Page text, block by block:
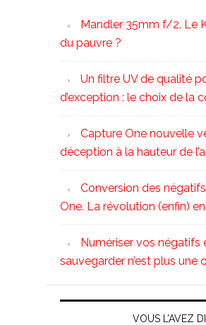
Mandler 35mm f/2. Le
du pauvre ?
Un filtre UV de qualité
d’exception : le choix de la
Capture One nouvelle
déception à la hauteur de
Conversion des
One. La révolution (enfin)
Numériser vos négatifs
sauvegarder n’est plus une
VOUS L’AVEZ